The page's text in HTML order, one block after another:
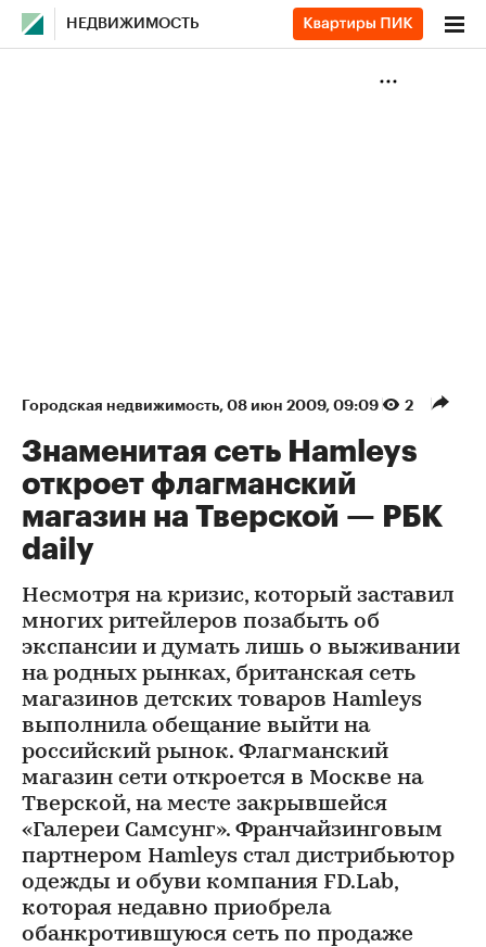
НЕДВИЖИМОСТЬ
Городская недвижимость⁠, 08 июн 2009, 09:09 2
Знаменитая сеть Hamleys
откроет флагманский
магазин на Тверской — РБК
daily
Несмотря на кризис, который заставил
многих ритейлеров позабыть об
экспансии и думать лишь о выживании
на родных рынках, британская сеть
магазинов детских товаров Hamleys
выполнила обещание выйти на
российский рынок. Флагманский
магазин сети откроется в Москве на
Тверской, на месте закрывшейся
«Галереи Самсунг». Франчайзинговым
партнером Hamleys стал дистрибьютор
одежды и обуви компания FD.Lab,
которая недавно приобрела
обанкротившуюся сеть по продаже